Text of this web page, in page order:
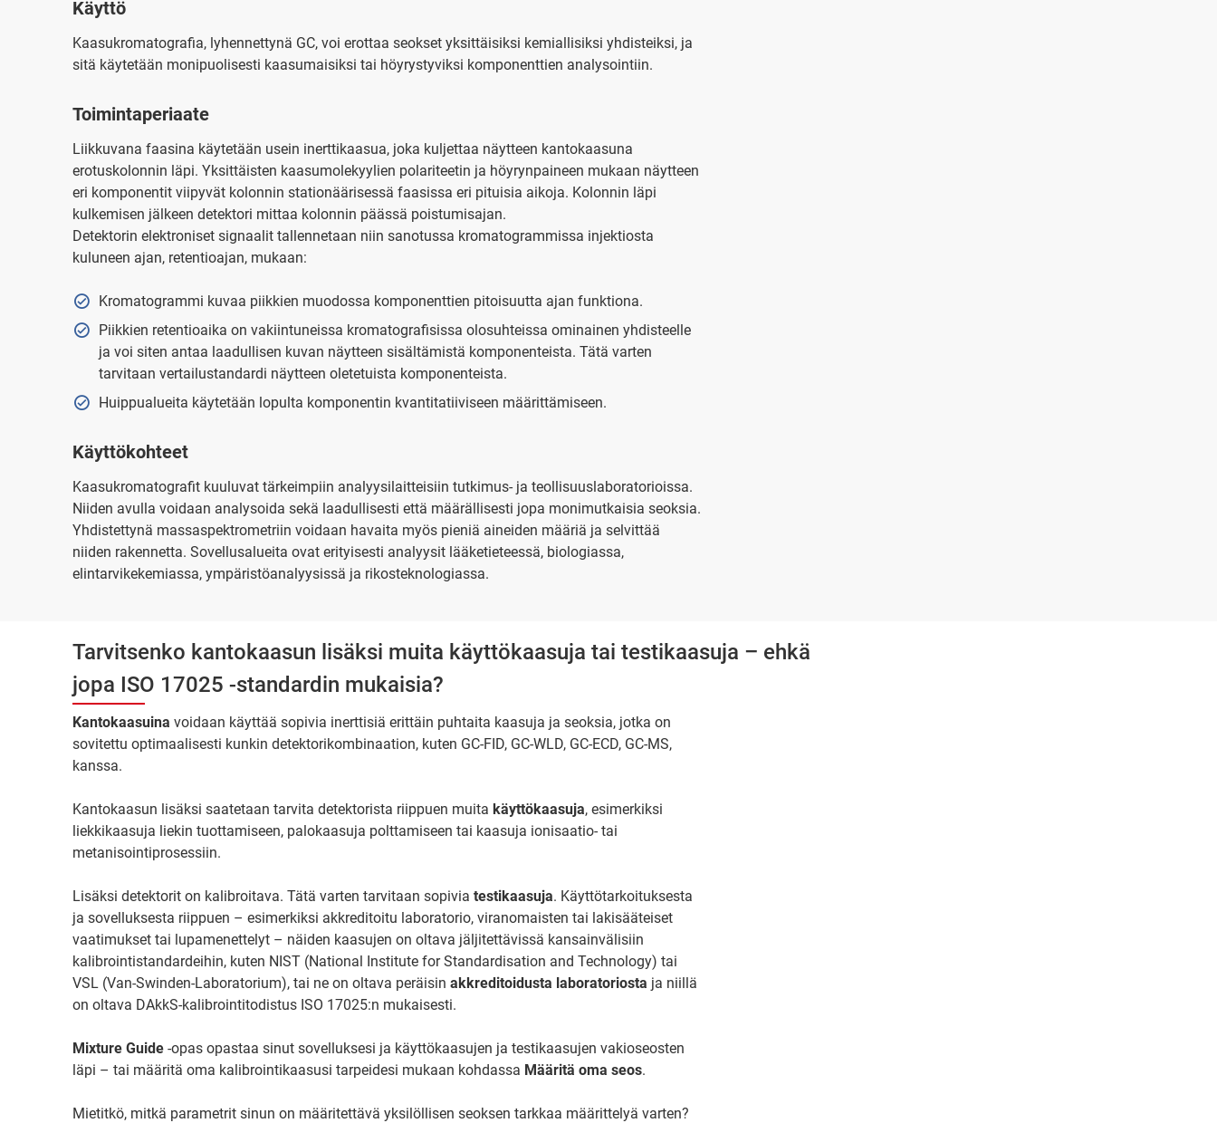
Käyttö
Kaasukromatografia, lyhennettynä GC, voi erottaa seokset yksittäisiksi kemiallisiksi yhdisteiksi, ja
sitä käytetään monipuolisesti kaasumaisiksi tai höyrystyviksi komponenttien analysointiin.
Toimintaperiaate
Liikkuvana faasina käytetään usein inerttikaasua, joka kuljettaa näytteen kantokaasuna
erotuskolonnin läpi. Yksittäisten kaasumolekyylien polariteetin ja höyrynpaineen mukaan näytteen
eri komponentit viipyvät kolonnin stationäärisessä faasissa eri pituisia aikoja. Kolonnin läpi
kulkemisen jälkeen detektori mittaa kolonnin päässä poistumisajan.
Detektorin elektroniset signaalit tallennetaan niin sanotussa kromatogrammissa injektiosta
kuluneen ajan, retentioajan, mukaan:
Kromatogrammi kuvaa piikkien muodossa komponenttien pitoisuutta ajan funktiona.
Piikkien retentioaika on vakiintuneissa kromatografisissa olosuhteissa ominainen yhdisteelle
ja voi siten antaa laadullisen kuvan näytteen sisältämistä komponenteista. Tätä varten
tarvitaan vertailustandardi näytteen oletetuista komponenteista.
Huippualueita käytetään lopulta komponentin kvantitatiiviseen määrittämiseen.
Käyttökohteet
Kaasukromatografit kuuluvat tärkeimpiin analyysilaitteisiin tutkimus- ja teollisuuslaboratorioissa.
Niiden avulla voidaan analysoida sekä laadullisesti että määrällisesti jopa monimutkaisia seoksia.
Yhdistettynä massaspektrometriin voidaan havaita myös pieniä aineiden määriä ja selvittää
niiden rakennetta. Sovellusalueita ovat erityisesti analyysit lääketieteessä, biologiassa,
elintarvikekemiassa, ympäristöanalyysissä ja rikosteknologiassa.
Tarvitsenko kantokaasun lisäksi muita käyttökaasuja tai testikaasuja – ehkä
jopa ISO 17025 -standardin mukaisia?
Kantokaasuina voidaan käyttää sopivia inerttisiä erittäin puhtaita kaasuja ja seoksia, jotka on
sovitettu optimaalisesti kunkin detektorikombinaation, kuten GC-FID, GC-WLD, GC-ECD, GC-MS,
kanssa.
Kantokaasun lisäksi saatetaan tarvita detektorista riippuen muita käyttökaasuja, esimerkiksi
liekkikaasuja liekin tuottamiseen, palokaasuja polttamiseen tai kaasuja ionisaatio- tai
metanisointiprosessiin.
Lisäksi detektorit on kalibroitava. Tätä varten tarvitaan sopivia testikaasuja. Käyttötarkoituksesta
ja sovelluksesta riippuen – esimerkiksi akkreditoitu laboratorio, viranomaisten tai lakisääteiset
vaatimukset tai lupamenettelyt – näiden kaasujen on oltava jäljitettävissä kansainvälisiin
kalibrointistandardeihin, kuten NIST (National Institute for Standardisation and Technology) tai
VSL (Van-Swinden-Laboratorium), tai ne on oltava peräisin akkreditoidusta laboratoriosta ja niillä
on oltava DAkkS-kalibrointitodistus ISO 17025:n mukaisesti.
Mixture Guide -opas opastaa sinut sovelluksesi ja käyttökaasujen ja testikaasujen vakioseosten
läpi – tai määritä oma kalibrointikaasusi tarpeidesi mukaan kohdassa Määritä oma seos.
Mietitkö, mitkä parametrit sinun on määritettävä yksilöllisen seoksen tarkkaa määrittelyä varten?